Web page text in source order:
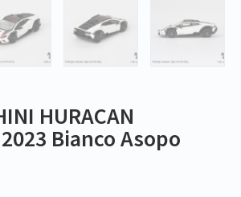
HURACAN
2023 Bianco Asopo